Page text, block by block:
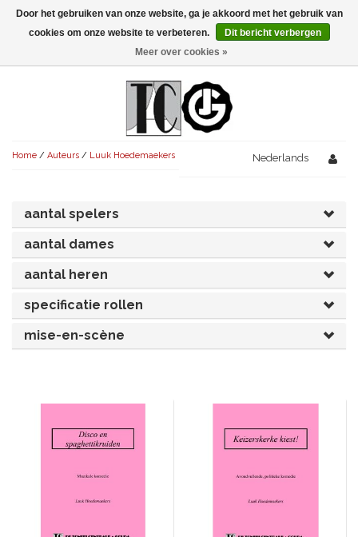
Menu
AVONDVULLEND (+75')
KORT (-30')
UITGELICHT!
AVONDVULLEND (+75')
OVERIG (30'-75')
UITGELICHT!
OVERIG (30'-75')
UITGELICHT!
AVONDVULLEND (+75')
KORT (-30')
OVERIG (30'-75')
UITGELICHT!
SPEKTAKELSTUKKEN
JUBILEUMSTUK
KOSTUUMSTUK
MUSICAL
OVERIG
SINTERKLAASTONEEL
HANDBOEKEN
RECHTEN REGELEN
Home / Auteurs / Luuk Hoedemaekers Nederlands
aantal spelers
aantal dames
aantal heren
specificatie rollen
mise-en-scène
Door het gebruiken van onze website, ga je akkoord met het gebruik van
cookies om onze website te verbeteren.
Dit bericht verbergen
Meer over cookies »